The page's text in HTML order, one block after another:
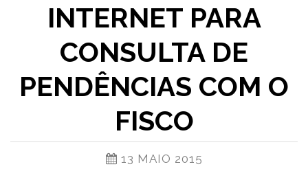
INTERNET PARA
CONSULTA DE
PENDÊNCIAS COM O
FISCO
13 MAIO 2015